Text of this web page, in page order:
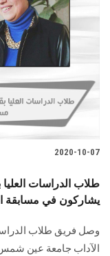
2020-10-07
طلاب الدراسات
يشاركون في مسابقة
وصل فريق طلاب
الآداب جامعة عين